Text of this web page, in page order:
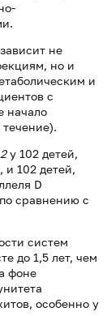
не
но и
и
с
начало
у 102 детей,
и 102 детей,
D
сравнению с
систем
до 1,5 лет, чем
фоне
особенно у